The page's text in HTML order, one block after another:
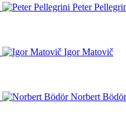
Peter
Igor Matovič
Norbert Bödör